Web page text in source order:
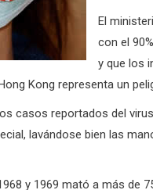
El
con el
y que los
Kong representa un
casos reportados del
lavándose bien las
y 1969 mató a más de